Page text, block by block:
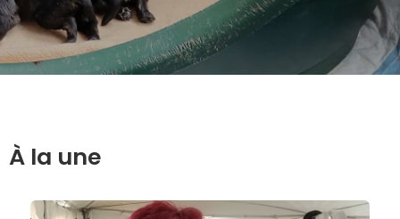
À la une